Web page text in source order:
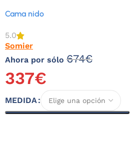
Cama nido
5.0
Somier
Ahora por sólo 674€
337€
MEDIDA